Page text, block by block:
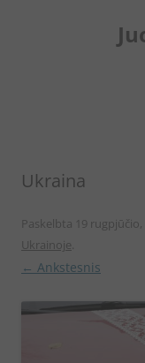
Ukraina
Paskelbta 19
Ukrainoje.
← Ankstesnis